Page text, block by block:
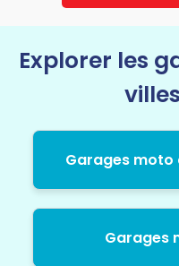
Explorer les
Garages moto
Garages